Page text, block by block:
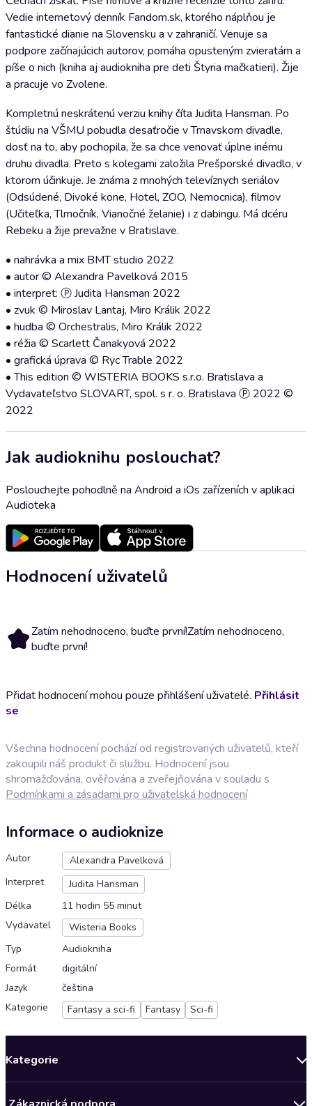
Vedie internetový denník Fandom.sk, ktorého náplňou je
fantastické dianie na Slovensku a v zahraničí. Venuje sa
podpore začínajúcich autorov, pomáha opusteným zvieratám a
píše o nich (kniha aj audiokniha pre deti Štyria mačkatieri). Žije
a pracuje vo Zvolene.
Kompletnú neskrátenú verziu knihy číta Judita Hansman. Po
štúdiu na VŠMU pobudla desaťročie v Trnavskom divadle,
dosť na to, aby pochopila, že sa chce venovať úplne inému
druhu divadla. Preto s kolegami založila Prešporské divadlo, v
ktorom účinkuje. Je známa z mnohých televíznych seriálov
(Odsúdené, Divoké kone, Hotel, ZOO, Nemocnica), filmov
(Učiteľka, Tlmočník, Vianočné želanie) i z dabingu. Má dcéru
Rebeku a žije prevažne v Bratislave.
• nahrávka a mix BMT studio 2022
• autor © Alexandra Pavelková 2015
• interpret: Ⓟ Judita Hansman 2022
• zvuk © Miroslav Lantaj, Miro Králik 2022
• hudba © Orchestralis, Miro Králik 2022
• réžia © Scarlett Čanakyová 2022
• grafická úprava © Ryc Trable 2022
• This edition © WISTERIA BOOKS s.r.o. Bratislava a
Vydavateľstvo SLOVART, spol. s r. o. Bratislava Ⓟ 2022 ©
2022
Jak audioknihu poslouchat?
Poslouchejte pohodlně na Android a iOs zařízeních v aplikaci
Audioteka
Hodnocení uživatelů
Zatím nehodnoceno, buďte první!Zatím nehodnoceno,
buďte první!
Přidat hodnocení mohou pouze přihlášení uživatelé. Přihlásit
se
Všechna hodnocení pochází od registrovaných uživatelů, kteří
zakoupili náš produkt či službu. Hodnocení jsou
shromažďována, ověřována a zveřejňována v souladu s
Podmínkami a zásadami pro uživatelská hodnocení
Informace o audioknize
Autor
Alexandra Pavelková
Interpret
Judita Hansman
Délka
11 hodin 55 minut
Vydavatel
Wisteria Books
Typ
Audiokniha
Formát
digitální
Jazyk
čeština
Kategorie
Fantasy a sci-fi Fantasy Sci-fi
Kategorie